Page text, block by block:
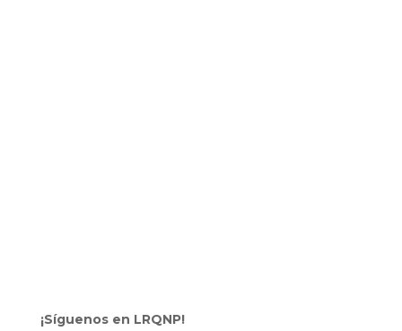
¡Síguenos en LRQNP!